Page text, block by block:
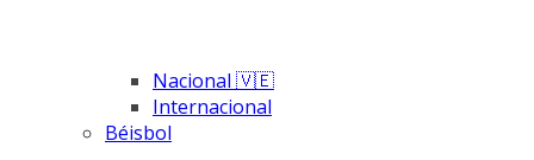
Nacional 🇻🇪
Internacional
Béisbol